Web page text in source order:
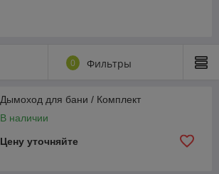
0 Фильтры
Дымоход для бани / Комплект
В наличии
Цену уточняйте